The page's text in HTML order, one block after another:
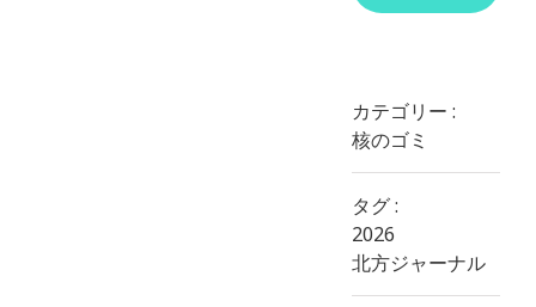
カテゴリー :
核のゴミ
タグ :
2026
北方ジャーナル